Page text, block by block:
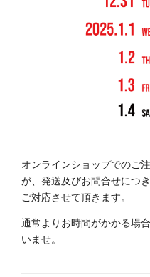
オンラインショップでのご
が、発送及びお問合せにつ
ご対応させて頂きます。
通常よりお時間がかかる場
いませ。